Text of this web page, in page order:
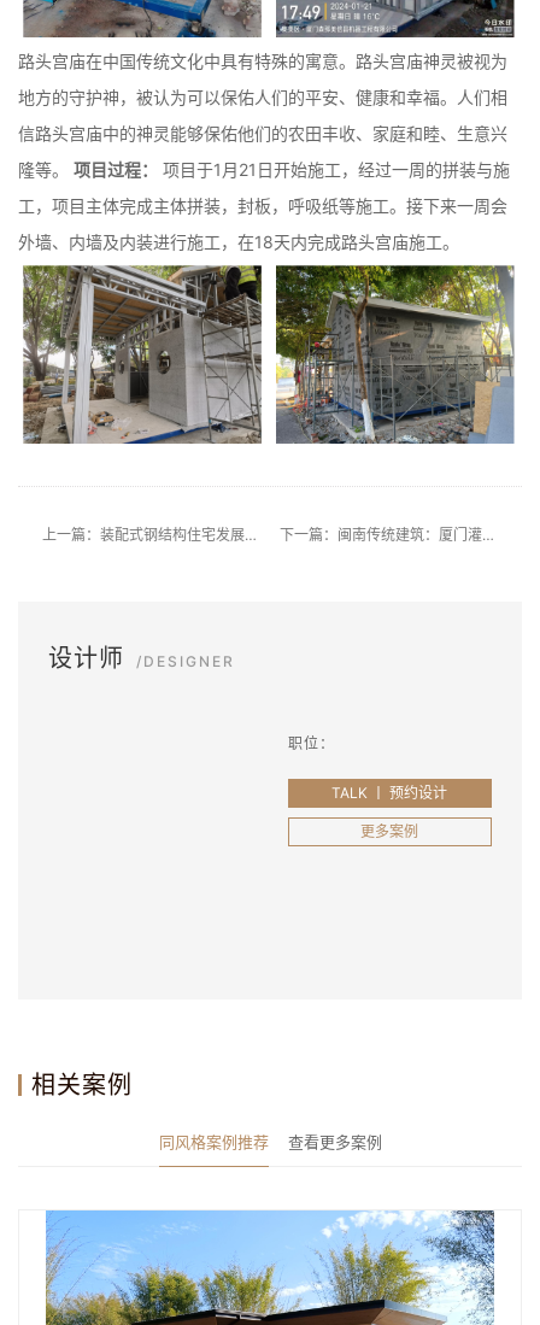
路头宫庙在中国传统文化中具有特殊的寓意。路头宫庙神灵被视为
地方的守护神，被认为可以保佑人们的平安、健康和幸福。人们相
信路头宫庙中的神灵能够保佑他们的农田丰收、家庭和睦、生意兴
隆等。 项目过程：
项目于1月21日开始施工，经过一周的拼装与施
工，项目主体完成主体拼装，封板，呼吸纸等施工。接下来一周会
外墙、内墙及内装进行施工，在18天内完成路头宫庙施工。
上一篇：装配式钢结构住宅发展面临的四大问题 下一篇：闽南传统建筑：厦门灌口路头宫庙施工（二）
设计师 /DESIGNER
职位：
TALK 丨 预约设计
更多案例
相关案例
同风格案例推荐 查看更多案例